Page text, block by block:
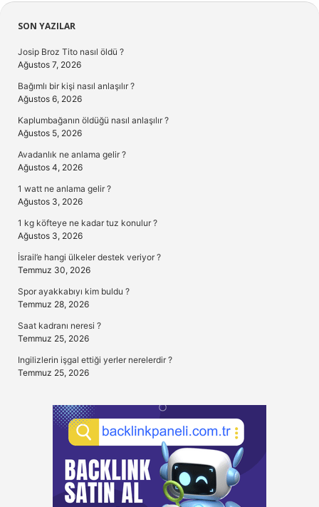
Sidebar
SON YAZILAR
Josip Broz Tito nasıl öldü ?
Ağustos 7, 2026
Bağımlı bir kişi nasıl anlaşılır ?
Ağustos 6, 2026
Kaplumbağanın öldüğü nasıl anlaşılır ?
Ağustos 5, 2026
Avadanlık ne anlama gelir ?
Ağustos 4, 2026
1 watt ne anlama gelir ?
Ağustos 3, 2026
1 kg köfteye ne kadar tuz konulur ?
Ağustos 3, 2026
İsrail’e hangi ülkeler destek veriyor ?
Temmuz 30, 2026
Spor ayakkabıyı kim buldu ?
Temmuz 28, 2026
Saat kadranı neresi ?
Temmuz 25, 2026
Ingilizlerin işgal ettiği yerler nerelerdir ?
Temmuz 25, 2026